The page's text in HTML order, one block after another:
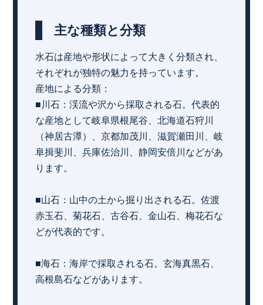
主な種類と分類
水石は産地や形状によって大きく分類され、
それぞれが独特の魅力を持っています。
産地による分類：
■川石：渓流や沢から採取される石。代表的
な産地として岐阜県根尾谷、北海道石狩川
（神居古潭）、京都加茂川、滋賀瀬田川、岐
阜揖斐川、兵庫佐治川、静岡安倍川などがあ
ります。
■山石：山中の土から掘り出される石。佐渡
赤玉石、菊花石、古谷石、金山石、梅花石な
どが代表的です。
■海石：海岸で採取される石。玄海真黒石、
高根島石などがあります。